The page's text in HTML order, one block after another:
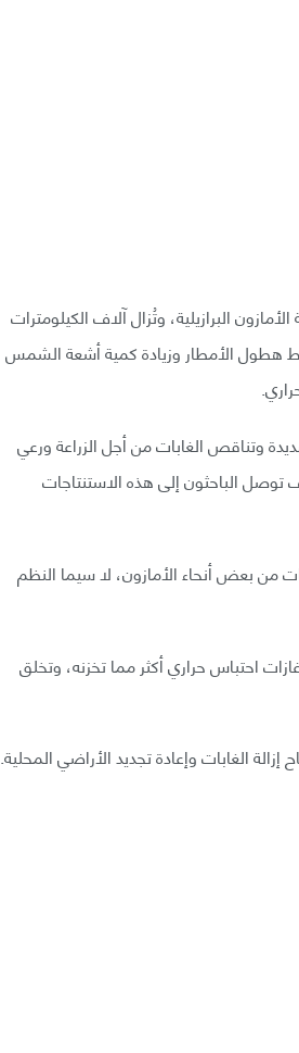
بفعل الصناعة بمعدل 60% منذ 2012 في منطقة الأمازون البرازيلية، وتُزال آلاف الكيلومترات
هطول الأمطار وزيادة كمية أشعة الشمس
وتناقص الغابات من أجل الزراعة ورعي
توصل الباحثون إلى هذه الاستنتاجات
من بعض أنحاء الأمازون، لا سيما النظم
احتباس حراري أكثر مما تخزنه، وتخلق
الغابات وإعادة تجديد الأراضي المحلية.